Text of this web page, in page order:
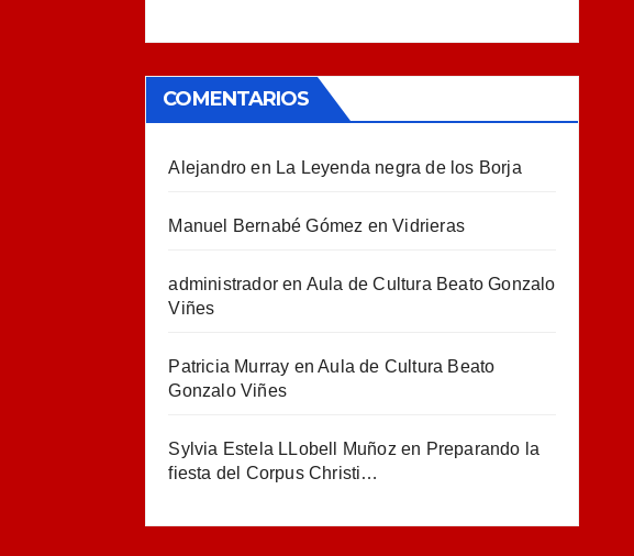
COMENTARIOS
Alejandro en La Leyenda negra de los Borja
Manuel Bernabé Gómez enVidrieras
administradoren Aula de Cultura Beato Gonzalo
Viñes
Patricia Murray enAula de Cultura Beato
Gonzalo Viñes
Sylvia Estela LLobell Muñoz en Preparando la
fiesta del Corpus Christi…